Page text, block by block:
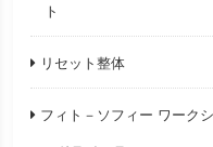
ト
リセット整体
フィト－ソフィー ワーク